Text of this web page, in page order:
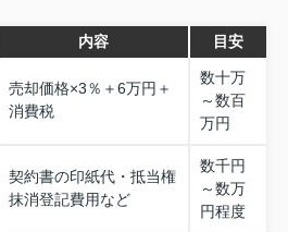
内容 目安
売却価格×3％＋6万円＋
消費税
数十万
～数百
万円
契約書の印紙代・抵当権
抹消登記費用など
数千円
～数万
円程度